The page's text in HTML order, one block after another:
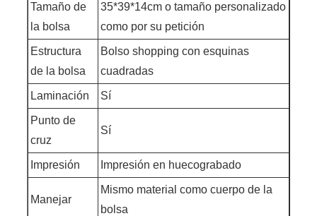
Tamaño de
la bolsa
35*39*14cm o tamaño personalizado
como por su petición
Estructura
de la bolsa
Bolso shopping con esquinas
cuadradas
Laminación Sí
Punto de
cruz
Sí
Impresión Impresión en huecograbado
Manejar
Mismo material como cuerpo de la
bolsa